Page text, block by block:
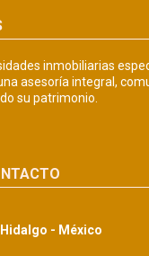
inmobiliarias
asesoría integral,
su patrimonio.
- México